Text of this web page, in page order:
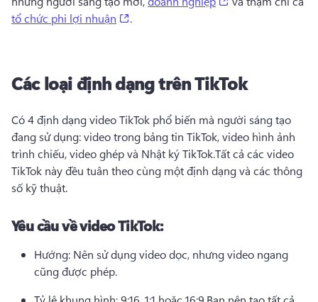
tổ chức phi lợi nhuận
.
Các loại định dạng trên TikTok
Có 4 định dạng video TikTok phổ biến mà người sáng tạo
đang sử dụng: video trong bảng tin TikTok, video hình ảnh
trình chiếu, video ghép và Nhật ký TikTok.Tất cả các video
TikTok này đều tuân theo cùng một định dạng và các thông
số kỹ thuật.
Yêu cầu về video TikTok:
Hướng: Nên sử dụng video dọc, nhưng video ngang
cũng được phép.